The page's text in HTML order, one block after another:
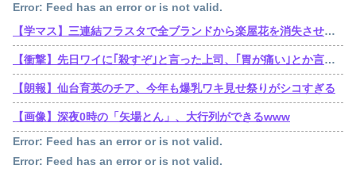
Error: Feed has an error or is not valid.
【学マス】三連結フラスタで全ブランドから楽屋花を消失させた訴訟おじさん遂に口を開くも他人事
【衝撃】先日ワイに｢殺すぞ｣と言った上司、｢胃が痛い｣とか言い出すｗｗｗｗｗ
【朗報】仙台育英のチア、今年も爆乳ワキ見せ祭りがシコすぎる
【画像】深夜0時の「矢場とん」、大行列ができるwww
Error: Feed has an error or is not valid.
Error: Feed has an error or is not valid.